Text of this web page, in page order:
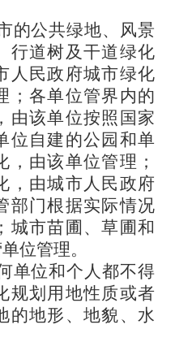
的公共绿地、 风景
行道树及干道绿化
人民政府城市绿化
；各单位管界内的
由该单位按照国家
位自建的公园和单
，由该单位管理；
，由城市人民政府
部门根据实际情况
城市苗圃、草圃和
位管理。
单位和个人都不得
规划用地性质或者
的地形、地貌、水